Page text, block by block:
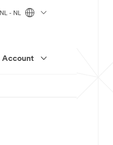
Account
NL - NL